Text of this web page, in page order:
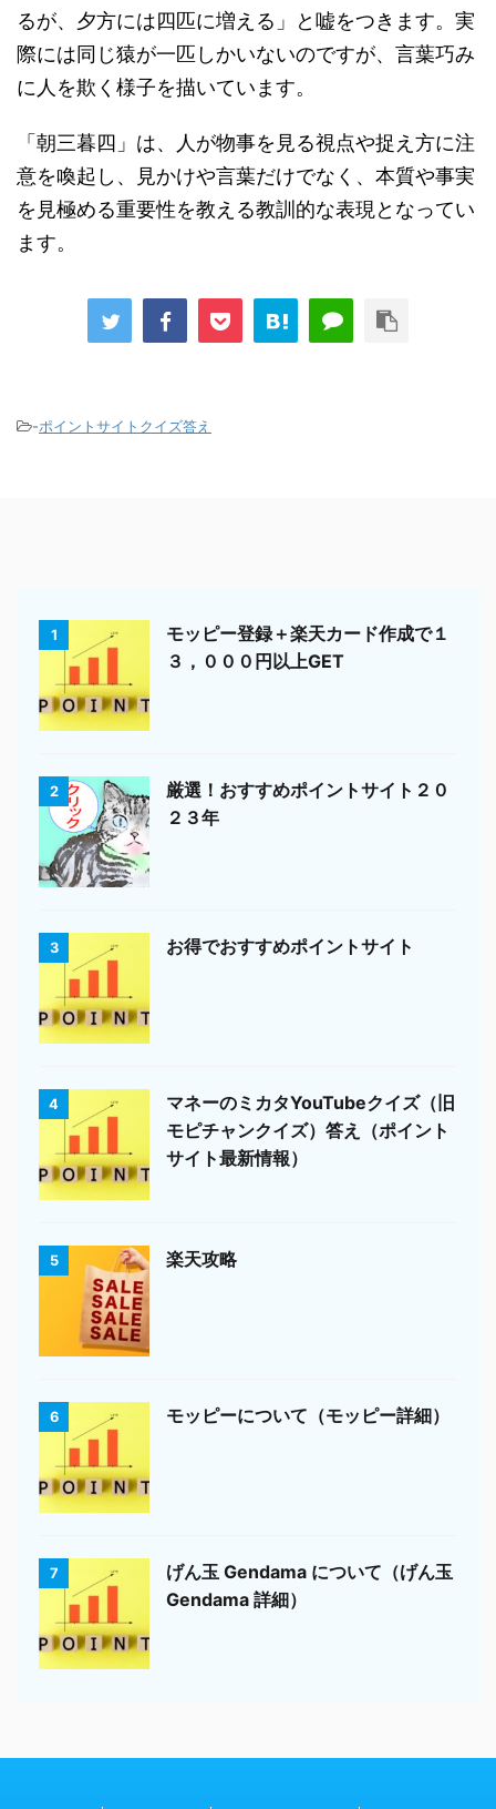
るが、夕方には四匹に増える」と嘘をつきます。実
際には同じ猿が一匹しかいないのですが、言葉巧み
に人を欺く様子を描いています。
「朝三暮四」は、人が物事を見る視点や捉え方に注
意を喚起し、見かけや言葉だけでなく、本質や事実
を見極める重要性を教える教訓的な表現となってい
ます。
-ポイントサイトクイズ答え
1
モッピー登録＋楽天カード作成で１
３，０００円以上GET
2
厳選！おすすめポイントサイト２０
２３年
3 お得でおすすめポイントサイト
4
マネーのミカタYouTubeクイズ（旧
モピチャンクイズ）答え（ポイント
サイト最新情報）
5 楽天攻略
6 モッピーについて（モッピー詳細）
7
げん玉 Gendama について（げん玉
Gendama 詳細）